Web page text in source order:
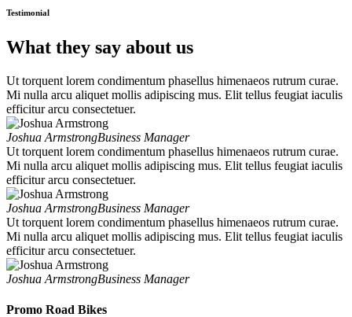
Testimonial
What they say about us
Ut torquent lorem condimentum phasellus himenaeos rutrum curae.
Mi nulla arcu aliquet mollis adipiscing mus. Elit tellus feugiat iaculis
efficitur arcu consectetuer.
Joshua ArmstrongBusiness Manager
Ut torquent lorem condimentum phasellus himenaeos rutrum curae.
Mi nulla arcu aliquet mollis adipiscing mus. Elit tellus feugiat iaculis
efficitur arcu consectetuer.
Joshua ArmstrongBusiness Manager
Ut torquent lorem condimentum phasellus himenaeos rutrum curae.
Mi nulla arcu aliquet mollis adipiscing mus. Elit tellus feugiat iaculis
efficitur arcu consectetuer.
Joshua ArmstrongBusiness Manager
Promo Road Bikes